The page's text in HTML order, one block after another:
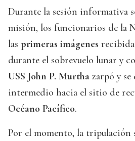
Durante la sesión informativa
misión, los funcionarios de la
las primeras imágenes
durante el sobrevuelo lunar y
USS John P. Murtha zarpó y
intermedio hacia el sitio de
Océano Pacífico.
Por el momento, la tripulación